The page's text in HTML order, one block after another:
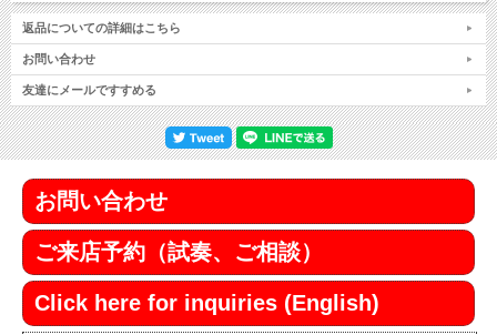
返品についての詳細はこちら
お問い合わせ
友達にメールですすめる
お問い合わせ
ご来店予約（試奏、ご相談）
Click here for inquiries (English)